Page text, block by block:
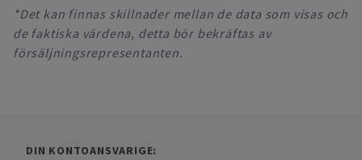
*Det kan finnas skillnader mellan de data som visas och
de faktiska värdena, detta bör bekräftas av
försäljningsrepresentanten.
DIN KONTOANSVARIGE: